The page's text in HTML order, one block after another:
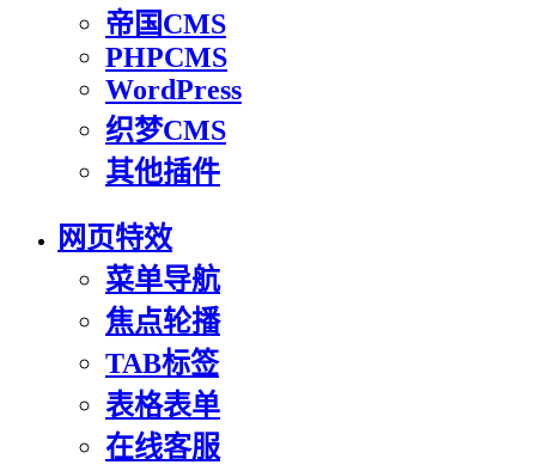
帝国CMS
PHPCMS
WordPress
织梦CMS
其他插件
网页特效
菜单导航
焦点轮播
TAB标签
表格表单
在线客服